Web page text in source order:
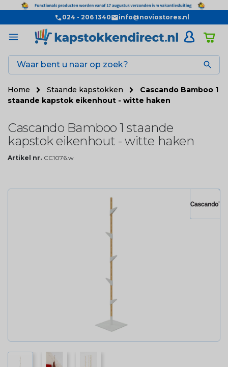
024 - 206 1340 info@noviostores.nl

Home Staande kapstokken
Cascando Bamboo 1
staande kapstok eikenhout - witte haken
Cascando Bamboo 1 staande
kapstok eikenhout - witte haken
Artikel nr. CC1076.w